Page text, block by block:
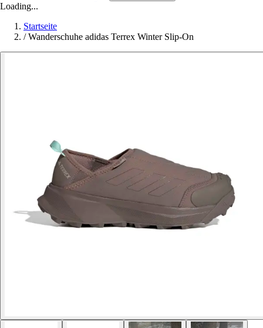
Loading...
Startseite
/ Wanderschuhe adidas Terrex Winter Slip-On